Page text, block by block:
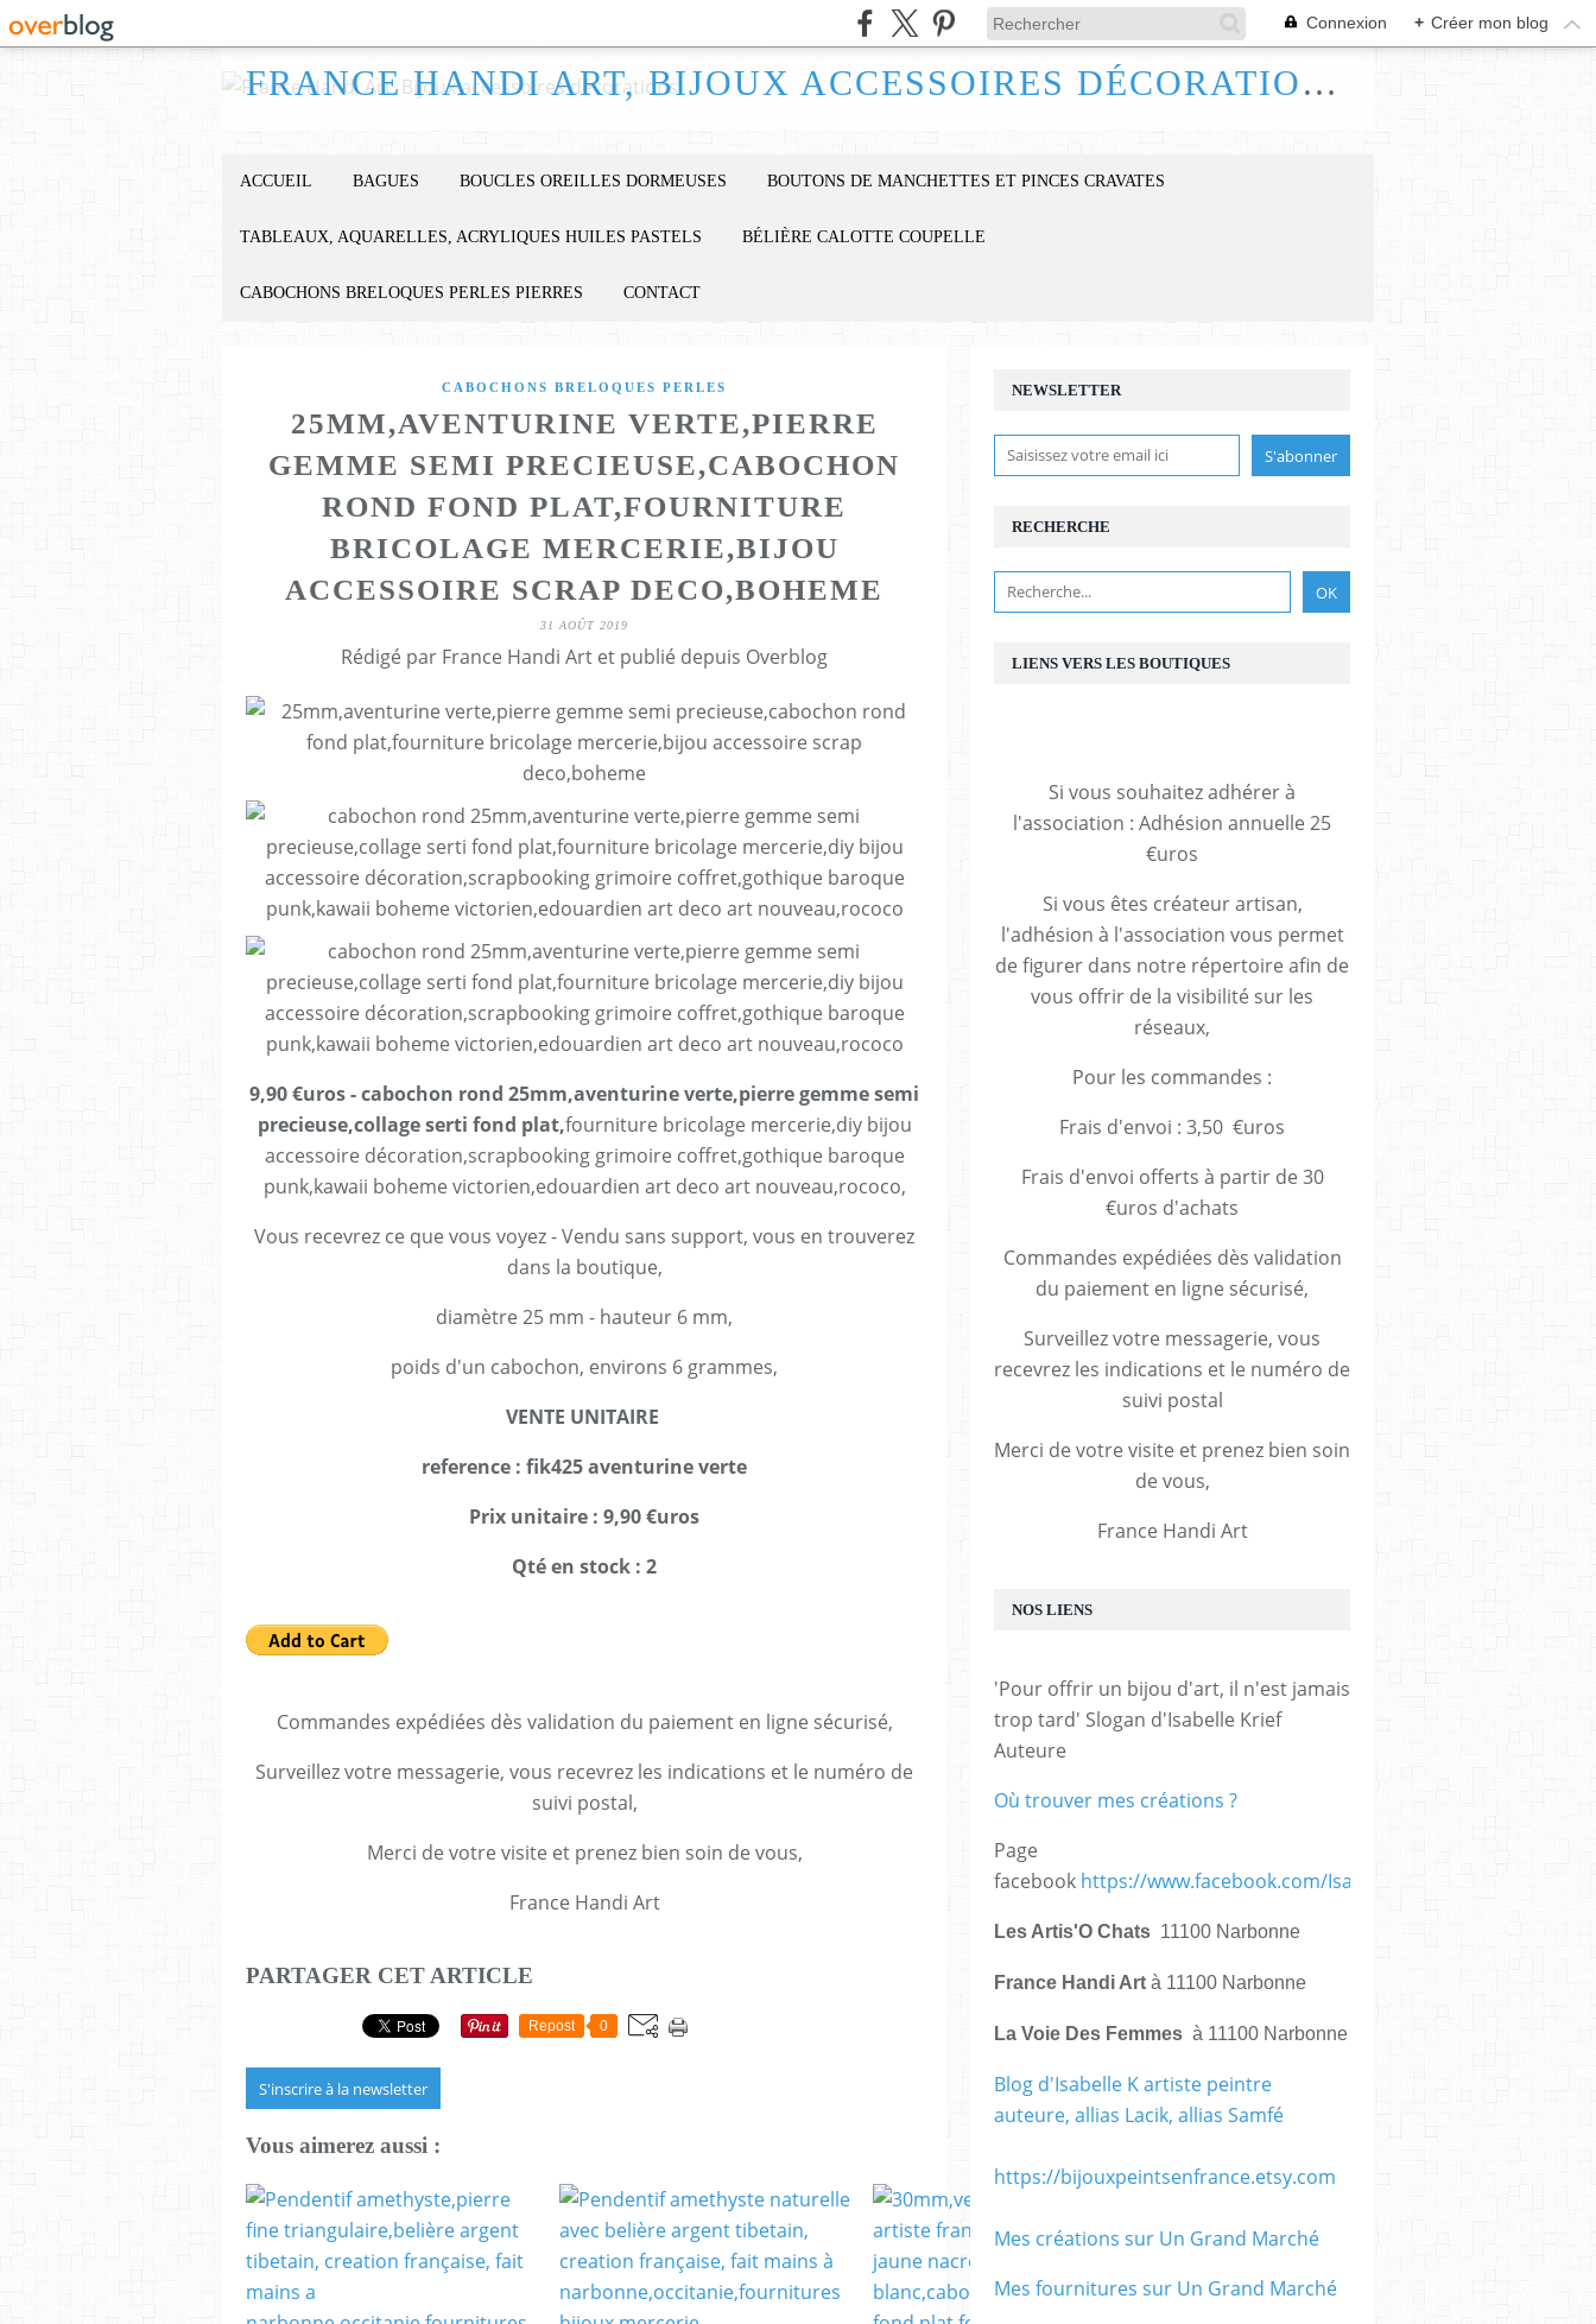
Connexion + Créer mon blog
FRANCE HANDI ART, BIJOUX ACCESSOIRES DÉCORATIONS
ACCUEIL BAGUES BOUCLES OREILLES DORMEUSES BOUTONS DE MANCHETTES ET PINCES CRAVATES
TABLEAUX, AQUARELLES, ACRYLIQUES HUILES PASTELS BÉLIÈRE CALOTTE COUPELLE
CABOCHONS BRELOQUES PERLES PIERRES CONTACT
CABOCHONS BRELOQUES PERLES
25MM,AVENTURINE VERTE,PIERRE
GEMME SEMI PRECIEUSE,CABOCHON
ROND FOND PLAT,FOURNITURE
BRICOLAGE MERCERIE,BIJOU
ACCESSOIRE SCRAP DECO,BOHEME
31 AOÛT 2019
Rédigé par France Handi Art et publié depuis Overblog
9,90 €uros - cabochon rond 25mm,aventurine verte,pierre gemme semi
precieuse,collage serti fond plat,fourniture bricolage mercerie,diy bijou
accessoire décoration,scrapbooking grimoire coffret,gothique baroque
punk,kawaii boheme victorien,edouardien art deco art nouveau,rococo,
Vous recevrez ce que vous voyez - Vendu sans support, vous en trouverez
dans la boutique,
diamètre 25 mm - hauteur 6 mm,
poids d'un cabochon, environs 6 grammes,
VENTE UNITAIRE
reference : fik425 aventurine verte
Prix unitaire : 9,90 €uros
Qté en stock : 2
Commandes expédiées dès validation du paiement en ligne sécurisé,
Surveillez votre messagerie, vous recevrez les indications et le numéro de
suivi postal,
Merci de votre visite et prenez bien soin de vous,
France Handi Art
PARTAGER CET ARTICLE
Repost 0
S'inscrire à la newsletter
Vous aimerez aussi :
NEWSLETTER
RECHERCHE
LIENS VERS LES BOUTIQUES
Si vous souhaitez adhérer à
l'association : Adhésion annuelle 25
€uros
Si vous êtes créateur artisan,
l'adhésion à l'association vous permet
de figurer dans notre répertoire afin de
vous offrir de la visibilité sur les
réseaux,
Pour les commandes :
Frais d'envoi : 3,50 €uros
Frais d'envoi offerts à partir de 30
€uros d'achats
Commandes expédiées dès validation
du paiement en ligne sécurisé,
Surveillez votre messagerie, vous
recevrez les indications et le numéro de
suivi postal
Merci de votre visite et prenez bien soin
de vous,
France Handi Art
NOS LIENS
'Pour offrir un bijou d'art, il n'est jamais
trop tard' Slogan d'Isabelle Krief
Auteure
Où trouver mes créations ?
Page
facebook https://www.facebook.com/IsabelleKrief.ArtistePeintre/
Les Artis'O Chats 11100 Narbonne
France Handi Art à 11100 Narbonne
La Voie Des Femmes à 11100 Narbonne
Blog d'Isabelle K artiste peintre
auteure, allias Lacik, allias Samfé
https://bijouxpeintsenfrance.etsy.com
Mes créations sur Un Grand Marché
Mes fournitures sur Un Grand Marché